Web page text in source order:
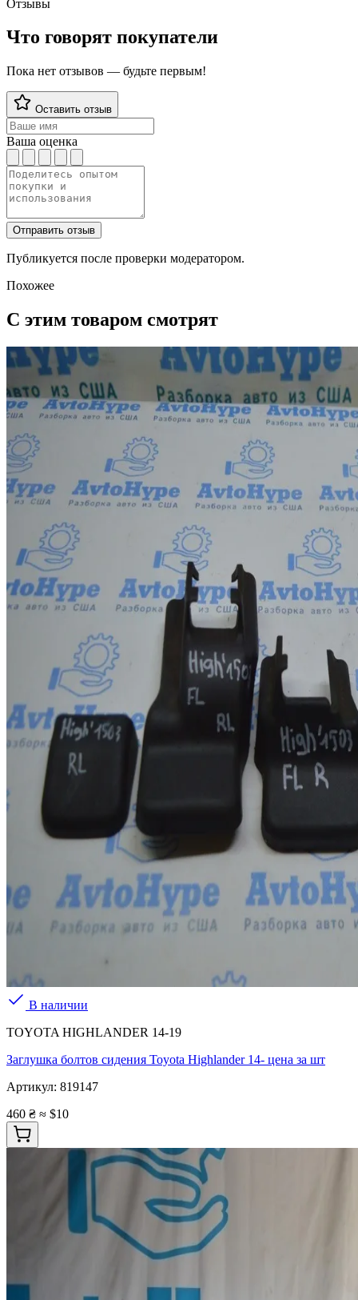
Отзывы
Что говорят покупатели
Пока нет отзывов — будьте первым!
Оставить отзыв
Ваша оценка
Отправить отзыв
Публикуется после проверки модератором.
Похожее
С этим товаром смотрят
В наличии
TOYOTA HIGHLANDER 14-19
Заглушка болтов сидения Toyota Highlander 14- цена за шт
Артикул: 819147
460 ₴ ≈ $10